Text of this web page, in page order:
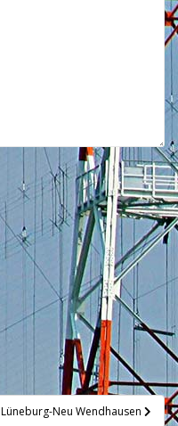
Lüneburg-Neu Wendhausen